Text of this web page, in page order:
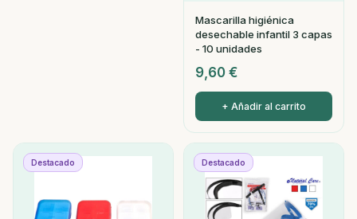
Mascarilla higiénica
desechable infantil 3 capas
- 10 unidades
9,60 €
+ Añadir al carrito
Destacado Destacado